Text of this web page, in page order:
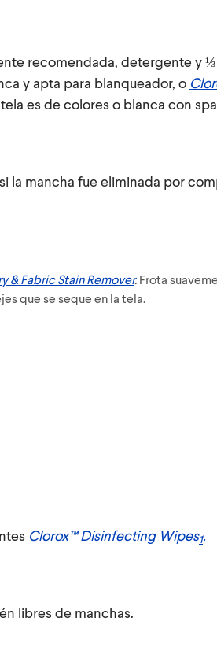
recomendada, detergente y
y apta para blanqueador, o
es de colores o blanca con
la mancha fue eliminada por
& Fabric Stain Remover. Frota
que se seque en la tela.
Clorox™ Disinfecting Wipes1.
libres de manchas.